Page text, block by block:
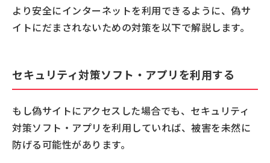
より安全にインターネットを利用できるように、偽サ
イトにだまされないための対策を以下で解説します。
セキュリティ対策ソフト・アプリを利用する
もし偽サイトにアクセスした場合でも、セキュリティ
対策ソフト・アプリを利用していれば、被害を未然に
防げる可能性があります。